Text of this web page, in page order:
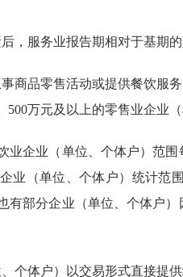
，服务业报告期相对于基期的
商品零售活动或提供餐饮服
500万元及以上的零售业企业（
业企业（单位、个体户）范
业（单位、个体户）统计
有部分企业（单位、个体户
个体户）以交易形式直接提